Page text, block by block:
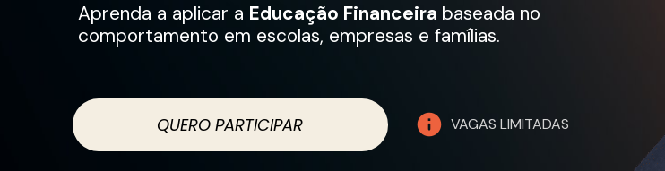
Aprenda a aplicar a Educação Financeira baseada no
comportamento em escolas, empresas e famílias.
QUERO PARTICIPAR VAGAS LIMITADAS